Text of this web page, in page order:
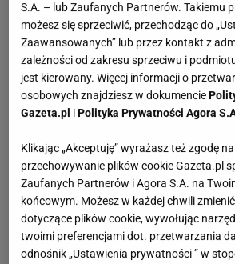
S.A. – lub Zaufanych Partnerów. Takiemu
możesz się sprzeciwić, przechodząc do
Zaawansowanych” lub przez kontakt z
zależności od zakresu sprzeciwu i
jest kierowany. Więcej informacji o
osobowych znajdziesz w dokumencie
Gazeta.pl iPolityka Prywatności Agora
Klikając „Akceptuję” wyrażasz też zgodę
przechowywanie plików cookie Gazeta.pl
Zaufanych Partnerów i Agora S.A. na
końcowym. Możesz w każdej chwili
dotyczące plików cookie, wywołując
twoimi preferencjami dot. przetwarzania
odnośnik „Ustawienia prywatności ” w